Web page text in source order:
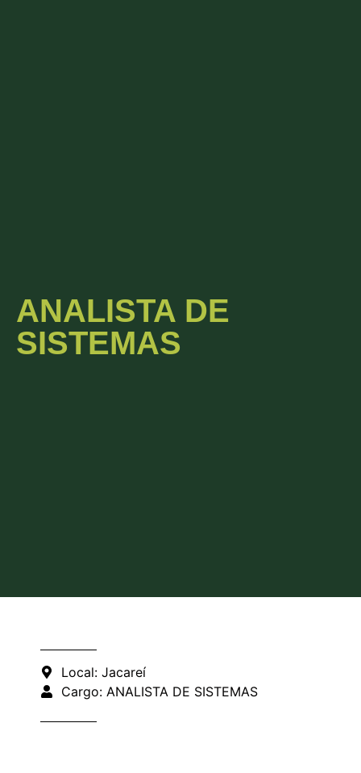
ANALISTA DE
SISTEMAS
Local: Jacareí
Cargo: ANALISTA DE SISTEMAS